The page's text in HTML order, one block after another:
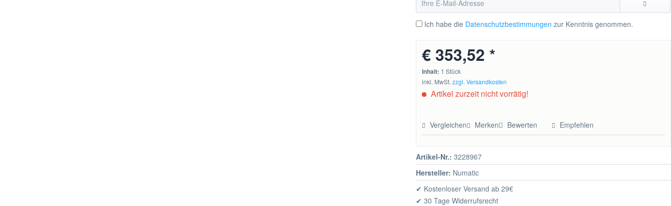
Ich habe die Datenschutzbestimmungen zur Kenntnis genommen.
€ 353,52 *
Inhalt: 1 Stück
inkl. MwSt.zzgl. Versandkosten
Artikel zurzeit nicht vorrätig!
Vergleichen Merken Bewerten Empfehlen
Artikel-Nr.: 3228967
Hersteller: Numatic
✔ Kostenloser Versand ab 29€
✔ 30 Tage Widerrufsrecht